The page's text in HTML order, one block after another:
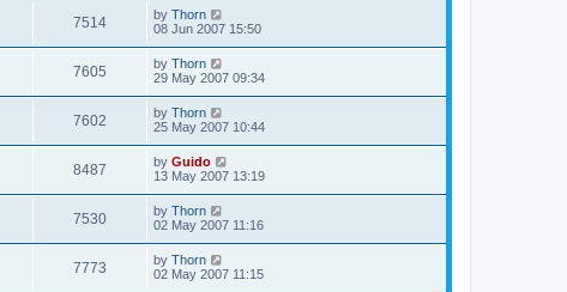
7514 by Thorn
08 Jun 2007 15:50
7605 by Thorn
29 May 2007 09:34
7602 by Thorn
25 May 2007 10:44
8487 by Guido
13 May 2007 13:19
7530 by Thorn
02 May 2007 11:16
7773 by Thorn
02 May 2007 11:15